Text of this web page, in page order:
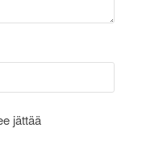
jättää